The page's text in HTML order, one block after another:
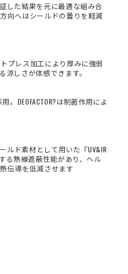
した結果を元に最適な組み合
向へはシールドの曇りを軽減
プレス加工により厚みに強弱
しさが体感できます。
DEOFACTOR?は制菌作用によ
ルド素材として用いた『UV&IR
る熱線遮蔽性能があり、ヘル
伝導を低減させます